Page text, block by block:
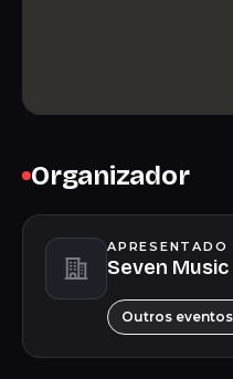
Organizador
APRESENTADO
Seven
Outros eventos